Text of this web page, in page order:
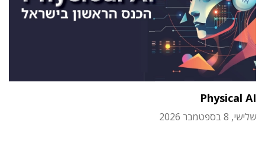
Physical AI
שלישי, 8 בספטמבר 2026